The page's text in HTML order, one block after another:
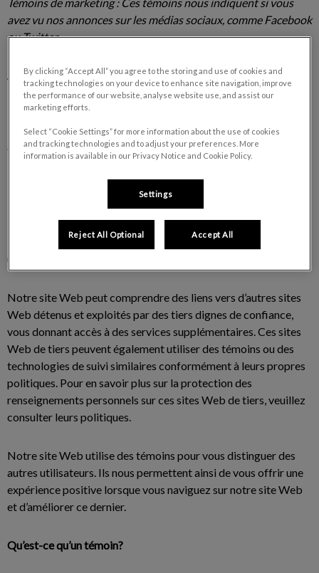
avez vu nos annonces sur les médias sociaux, comme Facebook
ou Twitter.
À propos de nous
Le présent site Web est exploité par VetStrategy (ci-après
« VetStrategy », « nous » ou « nos »). L'adresse de notre
entreprise enregistrée est VetStrategy, 7000 Pine Valley Drive,
Bureau 201, Woodbridge (Ontario) L4L 4Y8.
La présente politique relative aux témoins porte sur votre
utilisation de notre site Web et de nos applications.
Notre site Web peut comprendre des liens vers d’autres sites
Web détenus et exploités par des tiers dignes de confiance,
vous donnant accès à des services supplémentaires. Ces sites
Web de tiers peuvent également utiliser des témoins ou des
technologies de suivi similaires conformément à leurs propres
politiques. Pour en savoir plus sur la protection des
renseignements personnels sur ces sites Web de tiers, veuillez
consulter leurs politiques.
Notre site Web utilise des témoins pour vous distinguer des
autres utilisateurs. Ils nous permettent ainsi de vous offrir une
expérience positive lorsque vous naviguez sur notre site Web
et d’améliorer ce dernier.
Qu’est-ce qu’un témoin?
By clicking “Accept All” you agree to the storing and use of cookies and
tracking technologies on your device to enhance site navigation, improve
the performance of our website, analyse website use, and assist our
marketing efforts.
Select “Cookie Settings” for more information about the use of cookies
and tracking technologies and to adjust your preferences. More
information is available in our Privacy Notice and Cookie Policy.
Settings
Reject All Optional Accept All